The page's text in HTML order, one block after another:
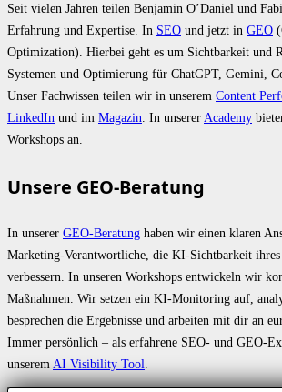
Seit vielen Jahren teilen Benjamin O’Daniel und
Erfahrung und Expertise. In SEO und jetzt in GEO
Optimization). Hierbei geht es um Sichtbarkeit und
Systemen und Optimierung für ChatGPT, Gemini,
Unser Fachwissen teilen wir in unserem Content
LinkedIn und im Magazin . In unserer Academy
Workshops an.
Unsere GEO-Beratung
In unserer GEO-Beratung haben wir einen klaren
Marketing-Verantwortliche, die KI-Sichtbarkeit ihres
verbessern. In unseren Workshops entwickeln wir
Maßnahmen. Wir setzen ein KI-Monitoring auf,
besprechen die Ergebnisse und arbeiten mit dir an
Immer persönlich – als erfahrene SEO- und GEO-
unserem AI Visibility Tool